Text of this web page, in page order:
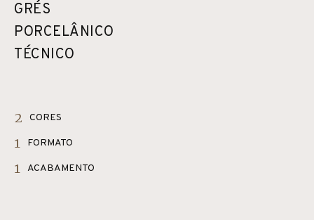
GRÉS
PORCELÂNICO
TÉCNICO
2 CORES
1 FORMATO
1 ACABAMENTO